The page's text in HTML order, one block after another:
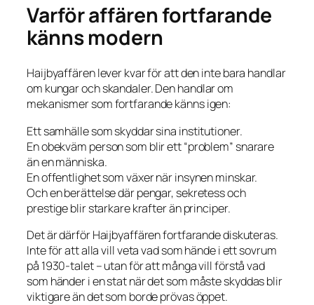
Varför affären fortfarande
känns modern
Haijbyaffären lever kvar för att den inte bara handlar
om kungar och skandaler. Den handlar om
mekanismer som fortfarande känns igen:
Ett samhälle som skyddar sina institutioner.
En obekväm person som blir ett “problem” snarare
än en människa.
En offentlighet som växer när insynen minskar.
Och en berättelse där pengar, sekretess och
prestige blir starkare krafter än principer.
Det är därför Haijbyaffären fortfarande diskuteras.
Inte för att alla vill veta vad som hände i ett sovrum
på 1930-talet – utan för att många vill förstå vad
som händer i en stat när det som måste skyddas blir
viktigare än det som borde prövas öppet.